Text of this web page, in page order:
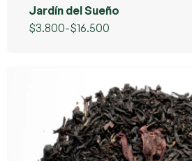
Jardín del Sueño
$3.800-$16.500